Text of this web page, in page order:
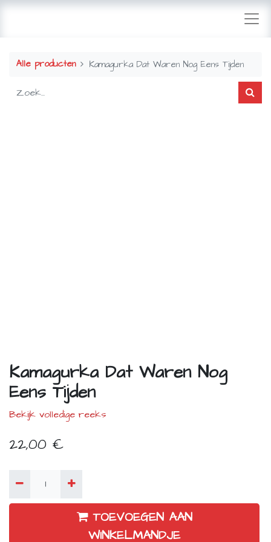
Alle producten Kamagurka Dat Waren Nog Eens Tijden
Kamagurka Dat Waren Nog
Eens Tijden
Bekijk volledige reeks
22,00 €
TOEVOEGEN AAN
WINKELMANDJE